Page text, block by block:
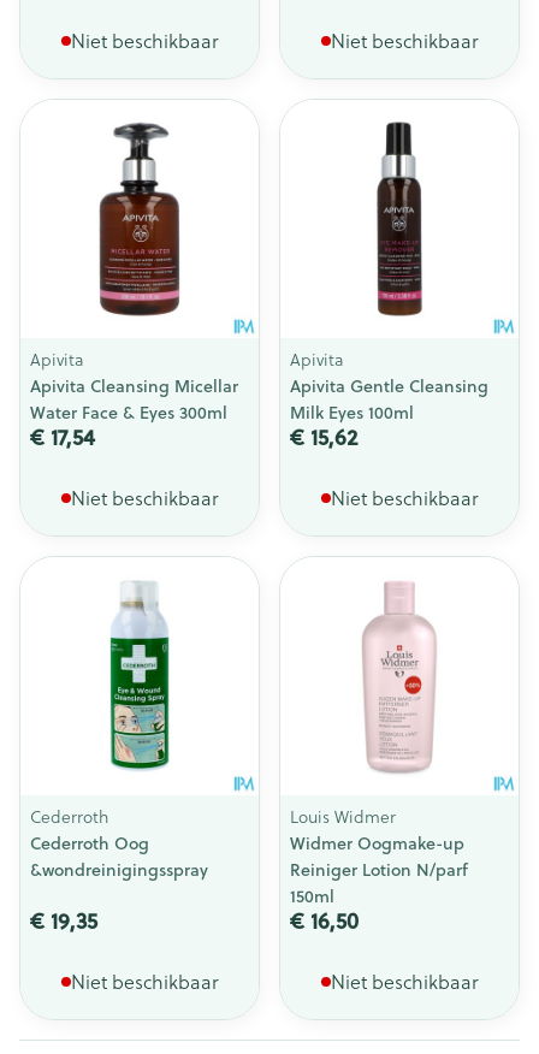
Niet beschikbaar Niet beschikbaar
Apivita
Apivita Cleansing Micellar
Water Face & Eyes 300ml
€ 17,54
Niet beschikbaar
Apivita
Apivita Gentle Cleansing
Milk Eyes 100ml
€ 15,62
Niet beschikbaar
Cederroth
Cederroth Oog
&wondreinigingsspray
€ 19,35
Niet beschikbaar
Louis Widmer
Widmer Oogmake-up
Reiniger Lotion N/parf
150ml
€ 16,50
Niet beschikbaar